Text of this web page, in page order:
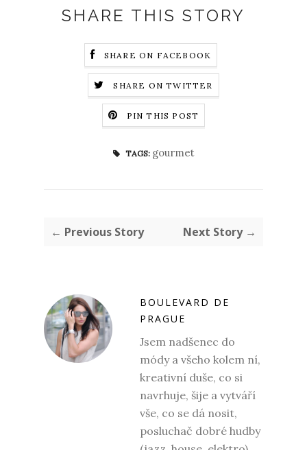
SHARE THIS STORY
SHARE ON FACEBOOK
SHARE ON TWITTER
PIN THIS POST
TAGS: gourmet
← Previous Story Next Story →
BOULEVARD DE
PRAGUE
Jsem nadšenec do
módy a všeho kolem ní,
kreativní duše, co si
navrhuje, šije a vytváří
vše, co se dá nosit,
posluchač dobré hudby